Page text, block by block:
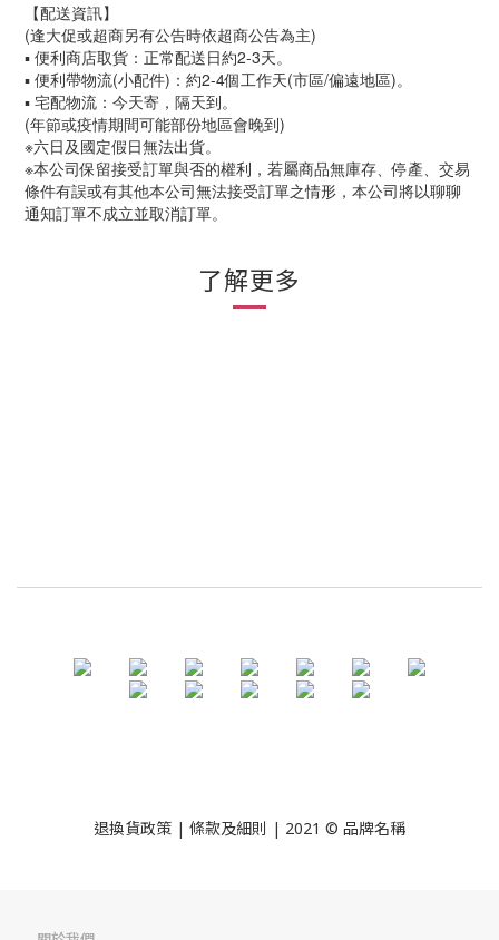
【配送資訊】
(逢大促或超商另有公告時依超商公告為主)
▪ 便利商店取貨：正常配送日約2-3天。
▪ 便利帶物流(小配件)：約2-4個工作天(市區/偏遠地區)。
▪ 宅配物流：今天寄，隔天到。
(年節或疫情期間可能部份地區會晚到)
※六日及國定假日無法出貨。
※本公司保留接受訂單與否的權利，若屬商品無庫存、停產、交易
條件有誤或有其他本公司無法接受訂單之情形，本公司將以聊聊
通知訂單不成立並取消訂單。
了解更多
退換貨政策 | 條款及細則 | 2021 © 品牌名稱